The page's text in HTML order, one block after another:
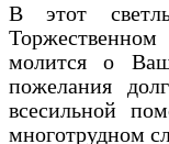
В этот
молится о
пожелания
всесильной
многотрудном